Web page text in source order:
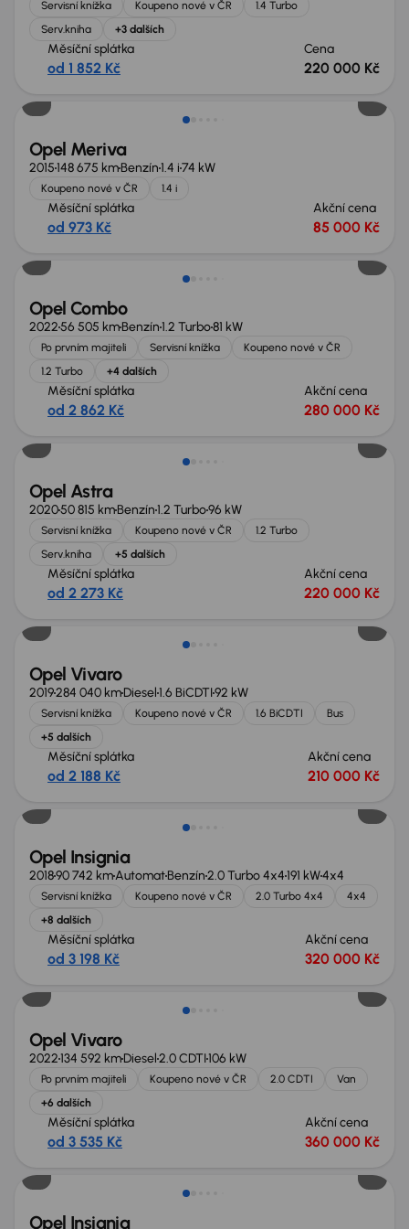
Servisní knížka Koupeno nové v ČR
1.4 Turbo
Serv.kniha
+3 dalších
Měsíční splátka
od 1 852 Kč
Cena
220 000 Kč
Opel Meriva
2015148 675 kmBenzín1.4 i74 kW
Koupeno nové v ČR 1.4 i
Měsíční splátka
od 973 Kč
Akční cena
85 000 Kč
Zlevněno o 10 000 Kč
Opel Combo
202256 505 kmBenzín1.2 Turbo81 kW
Po prvním majiteli Servisní knížka
Koupeno nové v ČR
1.2 Turbo
+4 dalších
Měsíční splátka
od 2 862 Kč
Akční cena
280 000 Kč
Zlevněno o 10 000 Kč
Opel Astra
202050 815 kmBenzín1.2 Turbo96 kW
Servisní knížka Koupeno nové v ČR
1.2 Turbo
Serv.kniha
+5 dalších
Měsíční splátka
od 2 273 Kč
Akční cena
220 000 Kč
Zlevněno o 20 000 Kč
Opel Vivaro
2019284 040 kmDiesel1.6 BiCDTI92 kW
Servisní knížka Koupeno nové v ČR 1.6 BiCDTI
Bus
+5 dalších
Měsíční splátka
od 2 188 Kč
Akční cena
210 000 Kč
Zlevněno o 50 000 Kč
Opel Insignia
201890 742 kmAutomatBenzín2.0 Turbo 4x4191 kW4x4
Servisní knížka Koupeno nové v ČR 2.0 Turbo 4x4
4x4
+8 dalších
Měsíční splátka
od 3 198 Kč
Akční cena
320 000 Kč
Možnost odpočtu DPH
Opel Vivaro
2022134 592 kmDiesel2.0 CDTI106 kW
Po prvním majiteli Koupeno nové v ČR 2.0 CDTI
Van
+6 dalších
Měsíční splátka
od 3 535 Kč
Akční cena
360 000 Kč
Opel Insignia